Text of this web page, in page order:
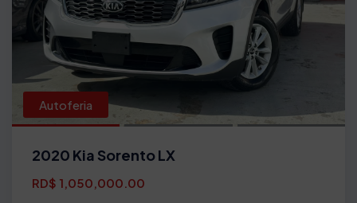
Autoferia
2020 Kia Sorento LX
RD$ 1,050,000.00